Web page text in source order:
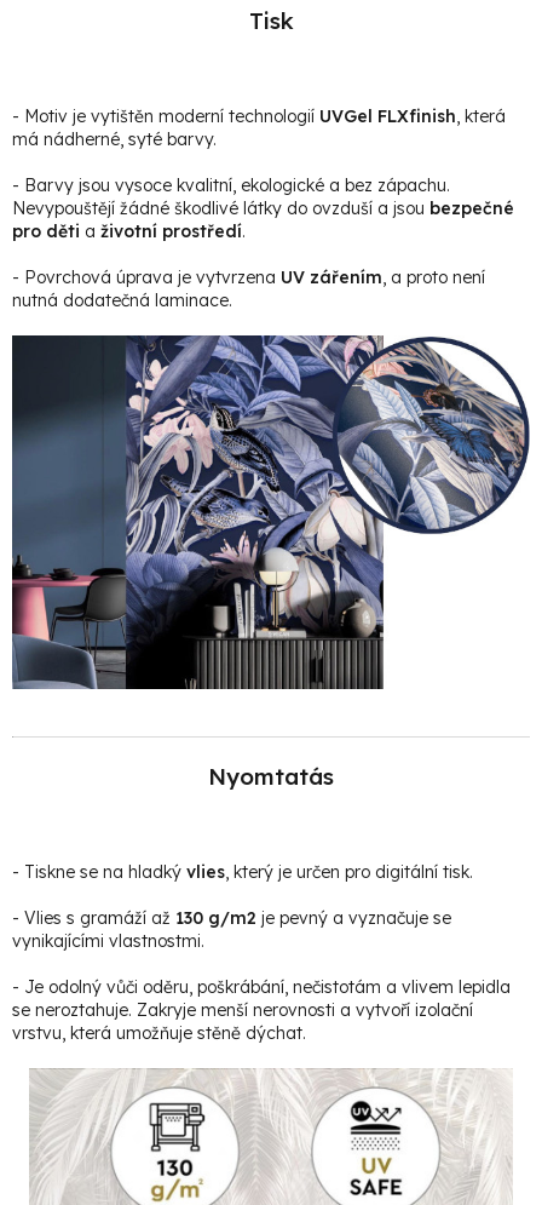
Tisk
- Motiv je vytištěn moderní technologií UVGel FLXfinish, která
má nádherné, syté barvy.
- Barvy jsou vysoce kvalitní, ekologické a bez zápachu.
Nevypouštějí žádné škodlivé látky do ovzduší a jsou bezpečné
pro děti a životní prostředí.
- Povrchová úprava je vytvrzena UV zářením, a proto není
nutná dodatečná laminace.
Nyomtatás
- Tiskne se na hladký vlies, který je určen pro digitální tisk.
- Vlies s gramáží až 130 g/m2 je pevný a vyznačuje se
vynikajícími vlastnostmi.
- Je odolný vůči oděru, poškrábání, nečistotám a vlivem lepidla
se neroztahuje. Zakryje menší nerovnosti a vytvoří izolační
vrstvu, která umožňuje stěně dýchat.